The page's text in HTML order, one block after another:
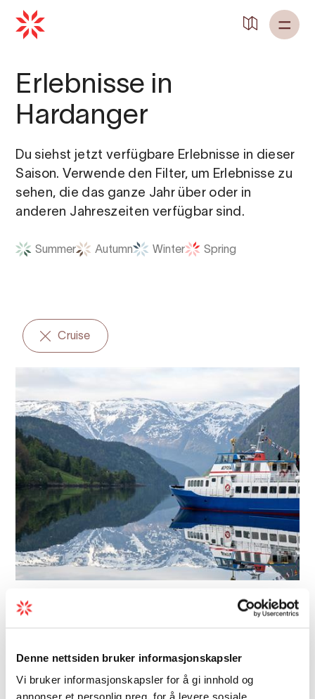
Denne nettsiden bruker informasjonskapsler
Vi bruker informasjonskapsler for å gi innhold og
annonser et personlig preg, for å levere sosiale
Erlebnisse in
Hardanger
Du siehst jetzt verfügbare Erlebnisse in dieser
Saison. Verwende den Filter, um Erlebnisse zu
sehen, die das ganze Jahr über oder in
anderen Jahreszeiten verfügbar sind.
Summer Autumn Winter Spring
Cruise
Boot | Touren | Bootverleih/Bootfahrt
Erleben Sie den Zauber der Hardanger-
Fjorde, literarische Einblicke und lokale
Kultur an Bord des Epos-Buchboots. Buchen